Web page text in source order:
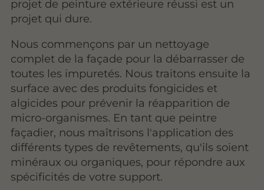
projet de peinture extérieure réussi est un
projet qui dure.
Nous commençons par un nettoyage
complet de la façade pour la débarrasser de
toutes les impuretés. Nous traitons ensuite la
surface avec des produits fongicides et
algicides pour prévenir la réapparition de
micro-organismes. En tant que peintre
façadier, nous maîtrisons l'application des
différents types de revêtements, qu'ils soient
minéraux ou organiques, pour répondre aux
spécificités de votre support.